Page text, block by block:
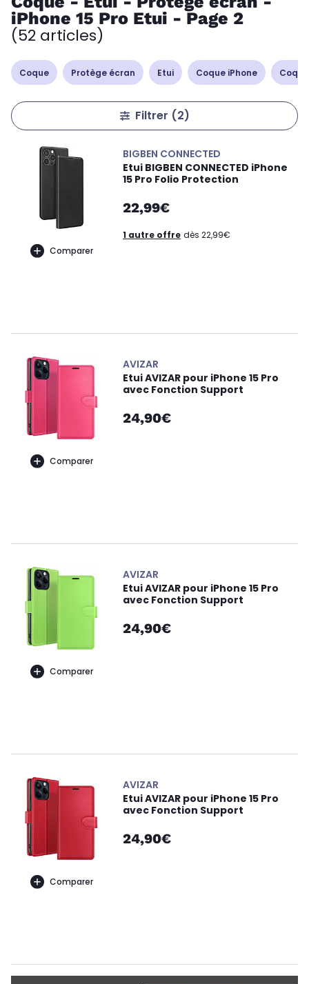
iPhone 15 Pro Etui - Page 2
(52 articles)
Coque Protège écran Etui Coque iPhone
Filtrer (2)
Comparer
BIGBEN CONNECTED
Etui BIGBEN CONNECTED iPhone
15 Pro Folio Protection
22,99€
1 autre offre dès 22,99€
Comparer
AVIZAR
Etui AVIZAR pour iPhone 15 Pro
avec Fonction Support
24,90€
Comparer
AVIZAR
Etui AVIZAR pour iPhone 15 Pro
avec Fonction Support
24,90€
Comparer
AVIZAR
Etui AVIZAR pour iPhone 15 Pro
avec Fonction Support
24,90€